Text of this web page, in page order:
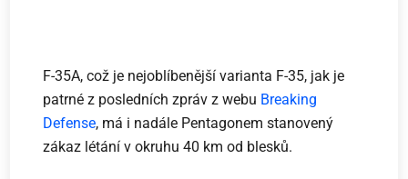
F-35A, což je nejoblíbenější varianta F-35, jak je
patrné z posledních zpráv z webu Breaking
Defense, má i nadále Pentagonem stanovený
zákaz létání v okruhu 40 km od blesků.